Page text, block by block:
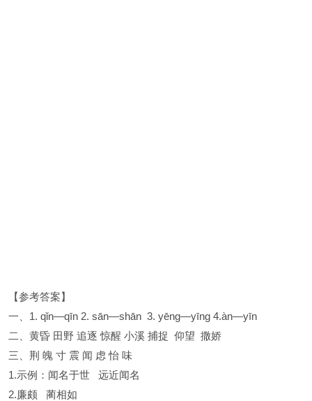
【参考答案】
一、1. qǐn—qīn 2. sān—shān 3. yēng—yīng 4.àn—yīn
二、黄昏 田野 追逐 惊醒 小溪 捕捉 仰望 撒娇
三、荆 魄 寸 震 闻 虑 怡 味
1.示例：闻名于世 远近闻名
2.廉颇 蔺相如